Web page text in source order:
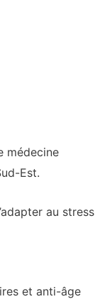
médecine
Est.
au stress
et anti-âge